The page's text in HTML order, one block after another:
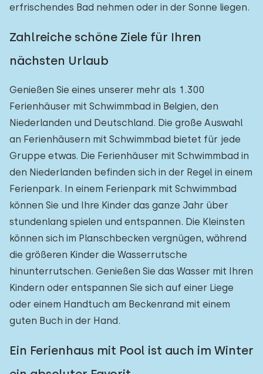
erfrischendes Bad nehmen oder in der Sonne liegen.
Zahlreiche schöne Ziele für Ihren
nächsten Urlaub
Genießen Sie eines unserer mehr als 1.300
Ferienhäuser mit Schwimmbad in Belgien, den
Niederlanden und Deutschland. Die große Auswahl
an Ferienhäusern mit Schwimmbad bietet für jede
Gruppe etwas. Die Ferienhäuser mit Schwimmbad in
den Niederlanden befinden sich in der Regel in einem
Ferienpark. In einem Ferienpark mit Schwimmbad
können Sie und Ihre Kinder das ganze Jahr über
stundenlang spielen und entspannen. Die Kleinsten
können sich im Planschbecken vergnügen, während
die größeren Kinder die Wasserrutsche
hinunterrutschen. Genießen Sie das Wasser mit Ihren
Kindern oder entspannen Sie sich auf einer Liege
oder einem Handtuch am Beckenrand mit einem
guten Buch in der Hand.
Ein Ferienhaus mit Pool ist auch im Winter